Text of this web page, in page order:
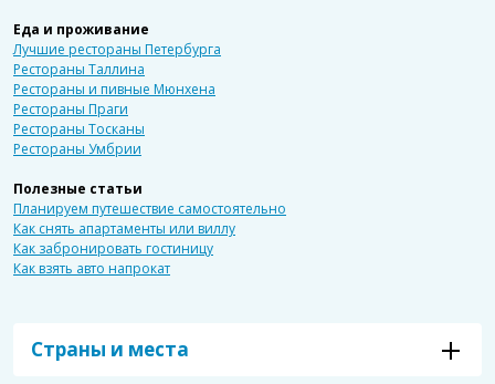
Еда и проживание
Лучшие рестораны Петербурга
Рестораны Таллина
Рестораны и пивные Мюнхена
Рестораны Праги
Рестораны Тосканы
Рестораны Умбрии
Полезные статьи
Планируем путешествие самостоятельно
Как снять апартаменты или виллу
Как забронировать гостиницу
Как взять авто напрокат
Страны и места